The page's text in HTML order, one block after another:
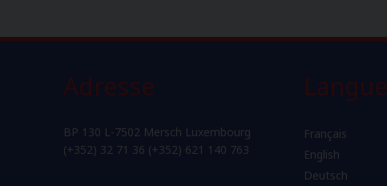
Adresse
BP 130 L-7502 Mersch Luxembourg
(+352) 32 71 36 (+352) 621 140 763
Langue
Français
English
Deutsch